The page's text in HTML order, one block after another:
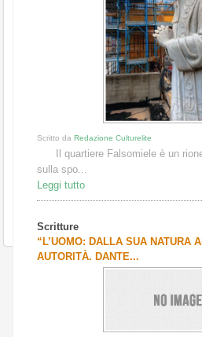
Scritto da Redazione Culturelite
Il quartiere Falsomiele è un
sulla spo...
Leggi tutto
Scritture
“L’UOMO: DALLA SUA NATURA
AUTORITÀ. DANTE...